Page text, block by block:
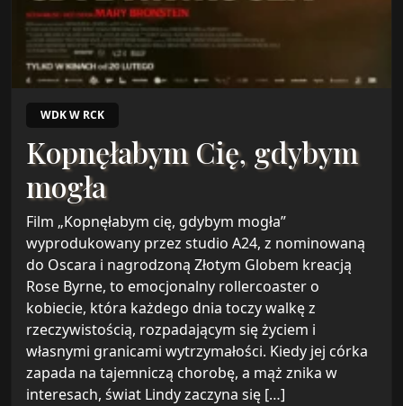
WDK W RCK
Kopnęłabym Cię, gdybym
mogła
Film „Kopnęłabym cię, gdybym mogła”
wyprodukowany przez studio A24, z nominowaną
do Oscara i nagrodzoną Złotym Globem kreacją
Rose Byrne, to emocjonalny rollercoaster o
kobiecie, która każdego dnia toczy walkę z
rzeczywistością, rozpadającym się życiem i
własnymi granicami wytrzymałości. Kiedy jej córka
zapada na tajemniczą chorobę, a mąż znika w
interesach, świat Lindy zaczyna się […]